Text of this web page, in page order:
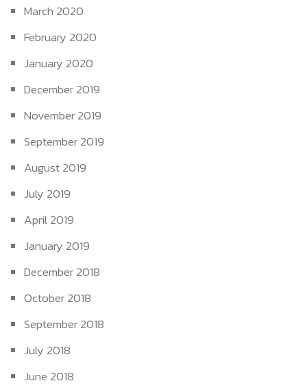
March 2020
February 2020
January 2020
December 2019
November 2019
September 2019
August 2019
July 2019
April 2019
January 2019
December 2018
October 2018
September 2018
July 2018
June 2018